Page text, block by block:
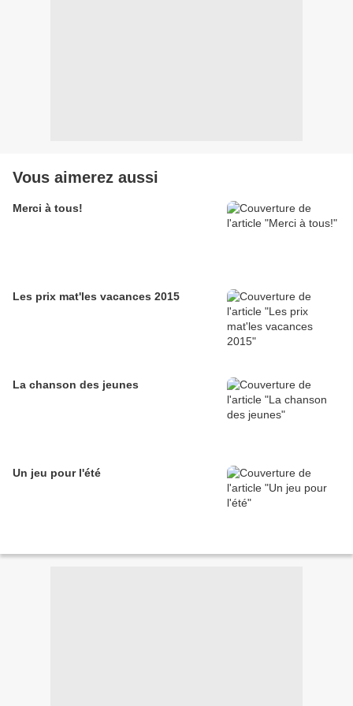
Vous aimerez aussi
Merci à tous!
Les prix mat'les vacances 2015
La chanson des jeunes
Un jeu pour l'été